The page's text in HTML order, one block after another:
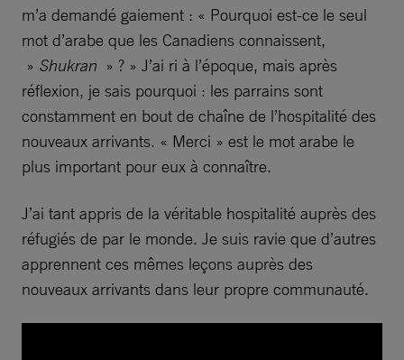
m’a demandé gaiement : « Pourquoi est-ce le seul
mot d’arabe que les Canadiens connaissent,
» Shukran » ? » J’ai ri à l’époque, mais après
réflexion, je sais pourquoi : les parrains sont
constamment en bout de chaîne de l’hospitalité des
nouveaux arrivants. « Merci » est le mot arabe le
plus important pour eux à connaître.
J’ai tant appris de la véritable hospitalité auprès des
réfugiés de par le monde. Je suis ravie que d’autres
apprennent ces mêmes leçons auprès des
nouveaux arrivants dans leur propre communauté.